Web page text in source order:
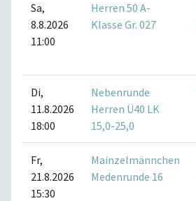
Sa,
8.8.2026
11:00
Herren 50 A-
Klasse Gr. 027
Di,
11.8.2026
18:00
Nebenrunde
Herren Ü40 LK
15,0-25,0
Fr,
21.8.2026
15:30
Mainzelmännchen
Medenrunde 16